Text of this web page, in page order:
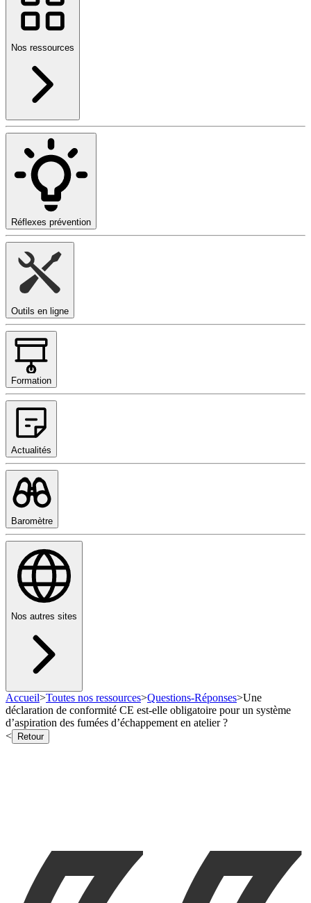
Nos ressources
Réflexes prévention
Outils en ligne
Formation
Actualités
Baromètre
Nos autres sites
Accueil>Toutes nos ressources>Questions-Réponses>Une
déclaration de conformité CE est-elle obligatoire pour un système
d’aspiration des fumées d’échappement en atelier ?
<
Retour